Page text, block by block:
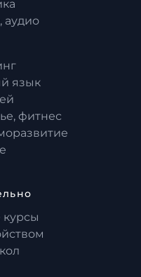
аудио
язык
фитнес
курсы